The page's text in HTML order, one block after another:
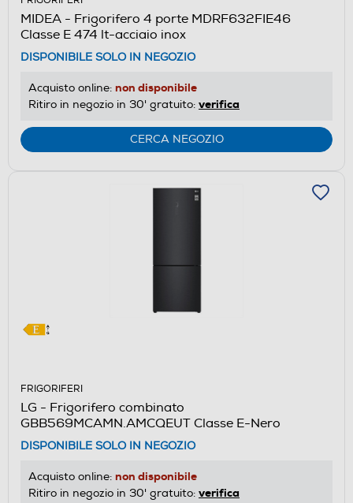
aprirà
il
Calcolatore
di
risparmio
energetico
Youreko.
MIDEA - Frigorifero 4 porte MDRF632FIE46
Classe E 474 lt-acciaio inox
DISPONIBILE SOLO IN NEGOZIO
Acquisto online: non disponibile
Ritiro in negozio in 30' gratuito: verifica
CERCA NEGOZIO
FRIGORIFERI
LG - Frigorifero combinato
GBB569MCAMN.AMCQEUT Classe E-Nero
DISPONIBILE SOLO IN NEGOZIO
Acquisto online: non disponibile
Ritiro in negozio in 30' gratuito: verifica